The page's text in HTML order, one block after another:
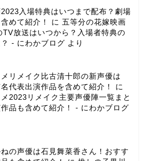
入場特典はいつまで配布？劇場
めて紹介！
に 五等分の花嫁映画
TV放送はいつから？入場者特典の
- にわかブログ より
リメイク比古清十郎の新声優は
代表出演作品を含めて紹介！
に
2023リメイク主要声優陣一覧まと
品も含めて紹介！ - にわかブログ
の声優は石見舞菜香さん！おすす